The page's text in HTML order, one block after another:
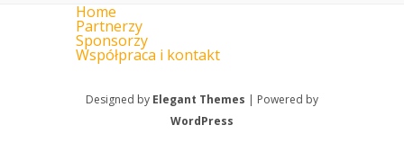
Home
Partnerzy
Sponsorzy
Współpraca i kontakt
Designed by Elegant Themes | Powered by
WordPress